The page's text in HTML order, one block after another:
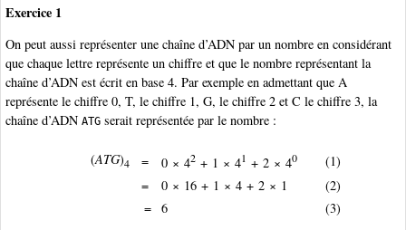
Exercice 1
On peut aussi représenter une chaîne d’ADN par un nombre en considérant
que chaque lettre représente un chiffre et que le nombre représentant la
chaîne d’ADN est écrit en base 4. Par exemple en admettant que A
représente le chiffre 0, T, le chiffre 1, G, le chiffre 2 et C le chiffre 3, la
chaîne d’ADN ATG serait représentée par le nombre :
(ATG)4 = 0 × 42+ 1 × 41 + 2 × 40
(1)
=
0 × 16 + 1 × 4 + 2 × 1
(2)
=
6 (3)